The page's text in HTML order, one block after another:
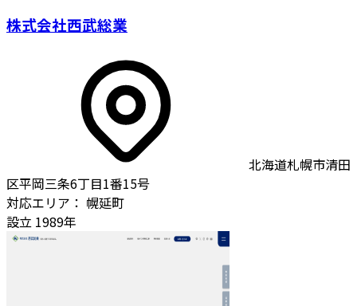
株式会社西武総業
北海道札幌市清田
区平岡三条6丁目1番15号
対応エリア： 幌延町
設立 1989年